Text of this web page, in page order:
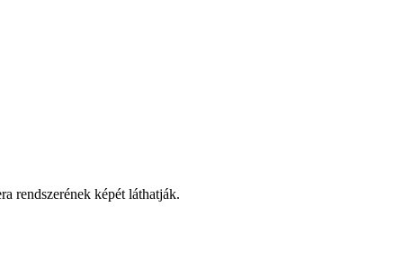
rendszerének képét láthatják.